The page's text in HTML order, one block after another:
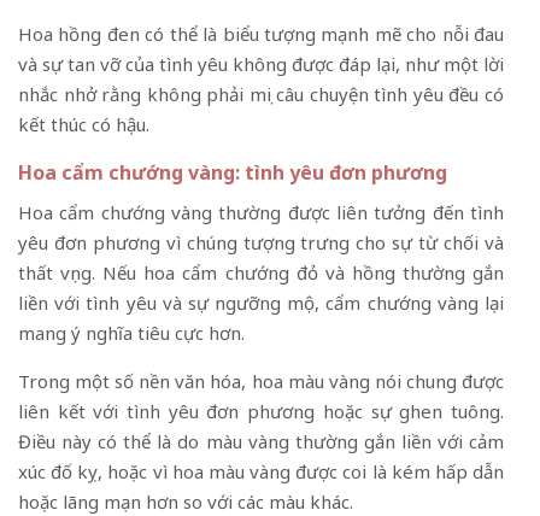
Hoa hồng đen có thể là biểu tượng mạnh mẽ cho nỗi đau
và sự tan vỡ của tình yêu không được đáp lại, như một lời
nhắc nhở rằng không phải mọi câu chuyện tình yêu đều có
kết thúc có hậu.
Hoa cẩm chướng vàng: tình yêu đơn phương
Hoa cẩm chướng vàng thường được liên tưởng đến tình
yêu đơn phương vì chúng tượng trưng cho sự từ chối và
thất vọng. Nếu hoa cẩm chướng đỏ và hồng thường gắn
liền với tình yêu và sự ngưỡng mộ, cẩm chướng vàng lại
mang ý nghĩa tiêu cực hơn.
Trong một số nền văn hóa, hoa màu vàng nói chung được
liên kết với tình yêu đơn phương hoặc sự ghen tuông.
Điều này có thể là do màu vàng thường gắn liền với cảm
xúc đố kỵ, hoặc vì hoa màu vàng được coi là kém hấp dẫn
hoặc lãng mạn hơn so với các màu khác.